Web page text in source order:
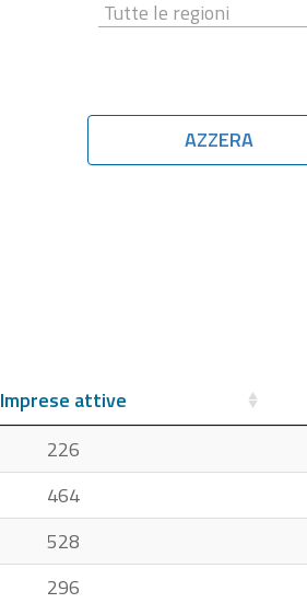
AZZERA
Imprese attive
226
464
528
296